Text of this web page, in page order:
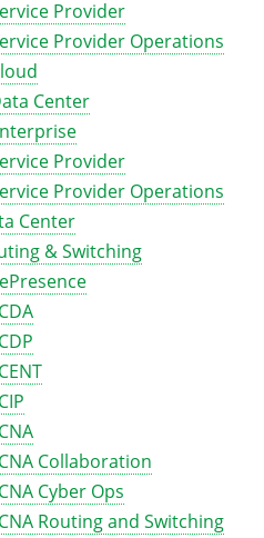
Provider
Provider Operations
Center
Provider
Provider Operations
Center
& Switching
Collaboration
Cyber Ops
Routing and Switching